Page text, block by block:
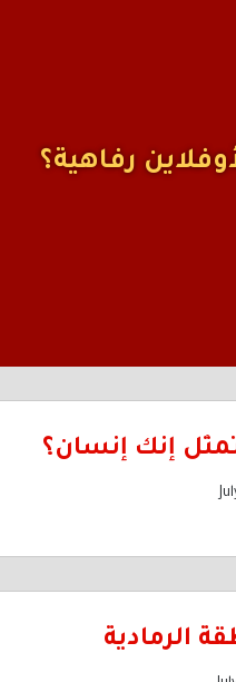
رفاهية؟
إنك إنسان؟
الرمادية